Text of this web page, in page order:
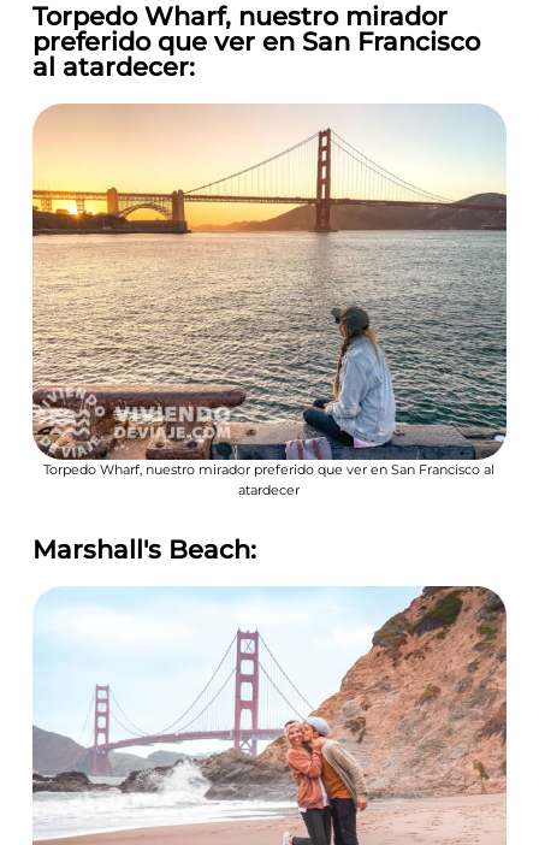
Torpedo Wharf, nuestro mirador
preferido que ver en San Francisco
al atardecer:
Torpedo Wharf, nuestro mirador preferido que ver en San Francisco al
atardecer
Marshall's Beach: